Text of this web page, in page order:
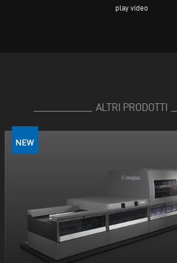
play video
ALTRI PRODOTTI